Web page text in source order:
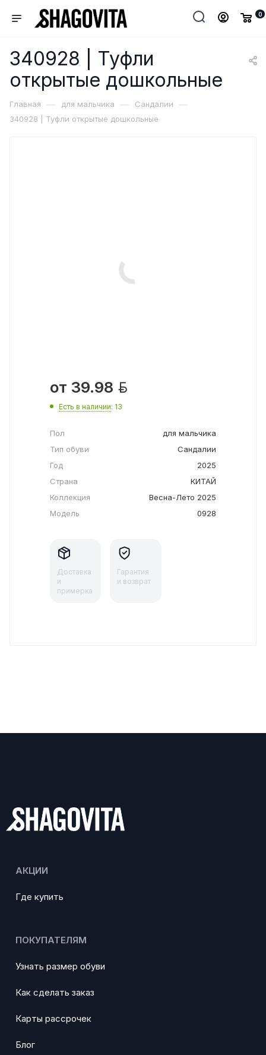
0
340928 | Туфли
открытые дошкольные
Главная — для мальчика — Сандалии —
340928 | Туфли открытые дошкольные
от 39.98 
Есть в наличии: 13
Пол
для мальчика
Тип обуви
Сандалии
Год
2025
Страна
КИТАЙ
Коллекция
Весна-Лето 2025
Модель
0928
Доставка
и
примерка
Гарантия
и возврат
АКЦИИ
Где купить
ПОКУПАТЕЛЯМ
Узнать размер обуви
Как сделать заказ
Карты рассрочек
Блог